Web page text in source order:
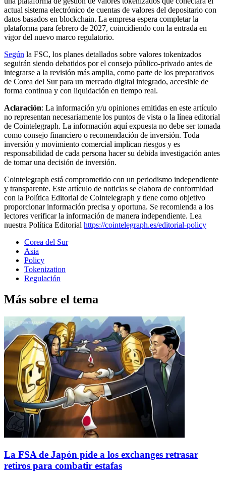
actual sistema electrónico de cuentas de valores del depositario con
datos basados en blockchain. La empresa espera completar la
plataforma para febrero de 2027, coincidiendo con la entrada en
vigor del nuevo marco regulatorio.
Según la FSC, los planes detallados sobre valores tokenizados
seguirán siendo debatidos por el consejo público-privado antes de
integrarse a la revisión más amplia, como parte de los preparativos
de Corea del Sur para un mercado digital integrado, accesible de
forma continua y con liquidación en tiempo real.
Aclaración: La información y/u opiniones emitidas en este artículo
no representan necesariamente los puntos de vista o la línea editorial
de Cointelegraph. La información aquí expuesta no debe ser tomada
como consejo financiero o recomendación de inversión. Toda
inversión y movimiento comercial implican riesgos y es
responsabilidad de cada persona hacer su debida investigación antes
de tomar una decisión de inversión.
Cointelegraph está comprometido con un periodismo independiente
y transparente. Este artículo de noticias se elabora de conformidad
con la Política Editorial de Cointelegraph y tiene como objetivo
proporcionar información precisa y oportuna. Se recomienda a los
lectores verificar la información de manera independiente. Lea
nuestra Política Editorial https://cointelegraph.es/editorial-policy
Corea del Sur
Asia
Policy
Tokenization
Regulación
Más sobre el tema
La FSA de Japón pide a los exchanges retrasar
retiros para combatir estafas